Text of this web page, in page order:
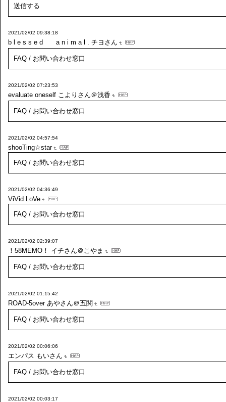
送信する
2021/02/02 09:38:18
b l e s s e d a n i m a l . チヨさん
FAQ / お問い合わせ窓口
2021/02/02 07:23:53
evaluate oneself こよりさん＠浅香
FAQ / お問い合わせ窓口
2021/02/02 04:57:54
shooTing☆star
FAQ / お問い合わせ窓口
2021/02/02 04:36:49
ViVid LoVe
FAQ / お問い合わせ窓口
2021/02/02 02:39:07
！58MEMO！ イチさん＠こやま
FAQ / お問い合わせ窓口
2021/02/02 01:15:42
ROAD-5over あやさん＠五関
FAQ / お問い合わせ窓口
2021/02/02 00:06:06
エンパス もいさん
FAQ / お問い合わせ窓口
2021/02/02 00:03:17